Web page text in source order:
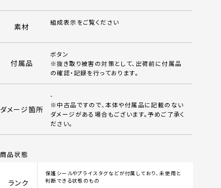
素材 組成表示をご覧ください
付属品
ボタン
※抜き取り被害の対策として、出荷前に付属品
の確認・記録を行っております。
ダメージ箇所
-
※中古品ですので、本体や付属品に記載のない
ダメージがある場合もございます。予めご了承く
ださい。
商品状態
ランク
保護シールやプライスタグなどが付属しており、未使用と
判断できる状態のもの